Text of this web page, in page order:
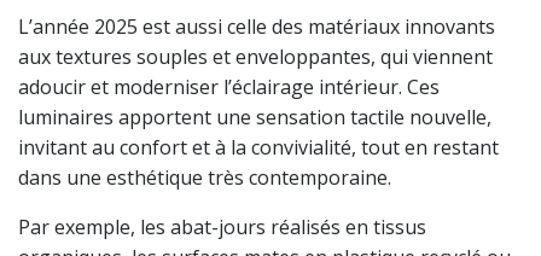
L’année 2025 est aussi celle des matériaux innovants
aux textures souples et enveloppantes, qui viennent
adoucir et moderniser l’éclairage intérieur. Ces
luminaires apportent une sensation tactile nouvelle,
invitant au confort et à la convivialité, tout en restant
dans une esthétique très contemporaine.
Par exemple, les abat-jours réalisés en tissus